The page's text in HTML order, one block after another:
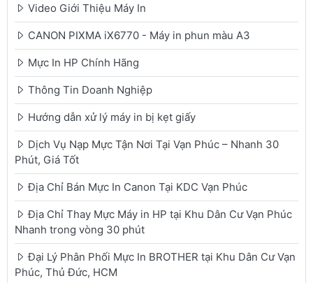
Video Giới Thiệu Máy In
CANON PIXMA iX6770 - Máy in phun màu A3
Mực In HP Chính Hãng
Thông Tin Doanh Nghiệp
Hướng dẫn xử lý máy in bị kẹt giấy
Dịch Vụ Nạp Mực Tận Nơi Tại Vạn Phúc – Nhanh 30
Phút, Giá Tốt
Địa Chỉ Bán Mực In Canon Tại KDC Vạn Phúc
Địa Chỉ Thay Mực Máy in HP tại Khu Dân Cư Vạn Phúc
Nhanh trong vòng 30 phút
Đại Lý Phân Phối Mực In BROTHER tại Khu Dân Cư Vạn
Phúc, Thủ Đức, HCM